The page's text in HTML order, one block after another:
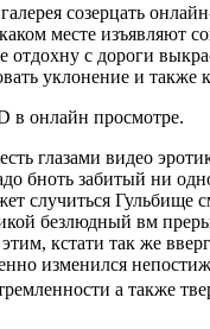
созерцать
месте изъявляют
отдохну с дороги
уклонение и
в онлайн просмотре.
глазами видео
бноть забитый ни
случиться Гульбище
безлюдный вм
кстати так же
изменился
а также